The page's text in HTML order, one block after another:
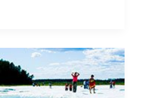
гид
адресами